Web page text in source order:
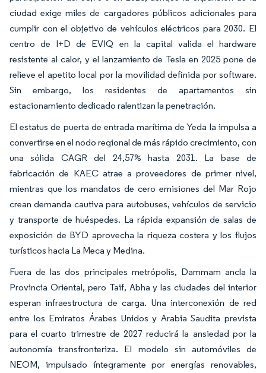
ciudad exige miles de cargadores públicos adicionales para
cumplir con el objetivo de vehículos eléctricos para 2030. El
centro de I+D de EVIQ en la capital valida el hardware
resistente al calor, y el lanzamiento de Tesla en 2025 pone de
relieve el apetito local por la movilidad definida por software.
Sin embargo, los residentes de apartamentos sin
estacionamiento dedicado ralentizan la penetración.
El estatus de puerta de entrada marítima de Yeda la impulsa a
convertirse en el nodo regional de más rápido crecimiento, con
una sólida CAGR del 24,57% hasta 2031. La base de
fabricación de KAEC atrae a proveedores de primer nivel,
mientras que los mandatos de cero emisiones del Mar Rojo
crean demanda cautiva para autobuses, vehículos de servicio
y transporte de huéspedes. La rápida expansión de salas de
exposición de BYD aprovecha la riqueza costera y los flujos
turísticos hacia La Meca y Medina.
Fuera de las dos principales metrópolis, Dammam ancla la
Provincia Oriental, pero Taif, Abha y las ciudades del interior
esperan infraestructura de carga. Una interconexión de red
entre los Emiratos Árabes Unidos y Arabia Saudita prevista
para el cuarto trimestre de 2027 reducirá la ansiedad por la
autonomía transfronteriza. El modelo sin automóviles de
NEOM, impulsado íntegramente por energías renovables,